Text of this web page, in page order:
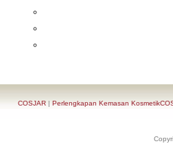
COSJAR| Perlengkapan Kemasan